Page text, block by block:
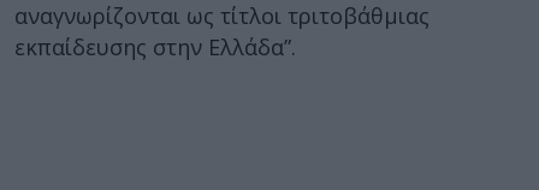
αναγνωρίζονται ως τίτλοι τριτοβάθμιας
εκπαίδευσης στην Ελλάδα”.